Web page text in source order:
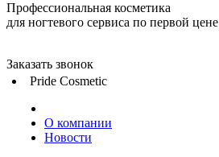
Профессиональная косметика
для ногтевого сервиса по первой цене
Заказать звонок
Pride Cosmetic
О компании
Новости